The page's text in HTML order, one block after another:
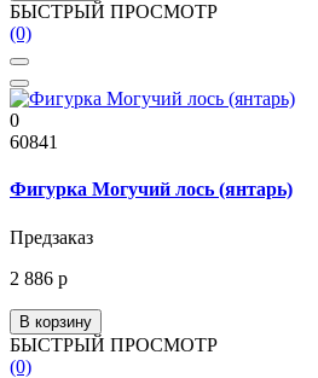
БЫСТРЫЙ ПРОСМОТР
(0)
0
60841
Фигурка Могучий лось (янтарь)
Предзаказ
2 886 р
В корзину
БЫСТРЫЙ ПРОСМОТР
(0)